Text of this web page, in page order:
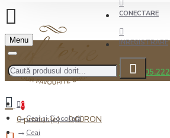
CONECTARE
INREGISTRARE
0722.505.222
Menu
0
0 produs(e) - 0,00RON
Ceai şi Ciocolată
Ceai